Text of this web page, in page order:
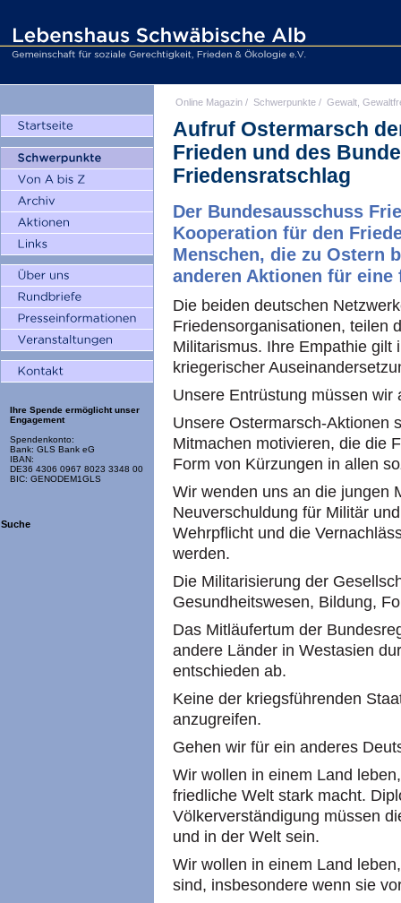
Ihre Spende ermöglicht unser
Engagement
Spendenkonto:
Bank: GLS Bank eG
IBAN:
DE36 4306 0967 8023 3348 00
BIC: GENODEM1GLS
Suche
Online Magazin / Schwerpunkte / Gewalt,
Aufruf Ostermarsch
Frieden und des
Friedensratschlag
Der Bundesausschuss
Kooperation für den
Menschen, die zu Ostern
anderen Aktionen für
Die beiden deutschen
Friedensorganisationen, teilen
Militarismus. Ihre Empathie gilt
kriegerischer
Unsere Entrüstung müssen wir
Unsere Ostermarsch-Aktionen
Mitmachen motivieren, die die
Form von Kürzungen in allen
Wir wenden uns an die jungen
Neuverschuldung für Militär
Wehrpflicht und die
werden.
Die Militarisierung der
Gesundheitswesen, Bildung,
Das Mitläufertum der
andere Länder in Westasien
entschieden ab.
Keine der kriegsführenden
anzugreifen.
Gehen wir für ein anderes
Wir wollen in einem Land
friedliche Welt stark macht.
Völkerverständigung müssen
und in der Welt sein.
Wir wollen in einem Land
sind, insbesondere wenn sie